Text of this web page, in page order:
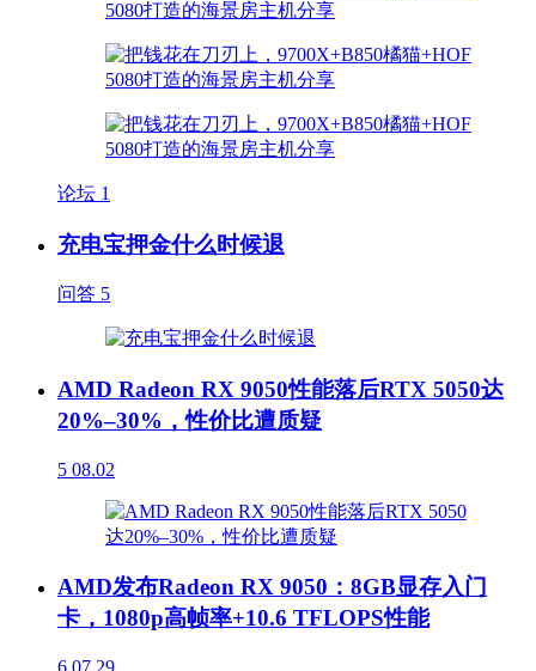
论坛 1
充电宝押金什么时候退
问答 5
AMD Radeon RX 9050性能落后RTX 5050达
20%–30%，性价比遭质疑
5 08.02
AMD发布Radeon RX 9050：8GB显存入门
卡，1080p高帧率+10.6 TFLOPS性能
6 07.29